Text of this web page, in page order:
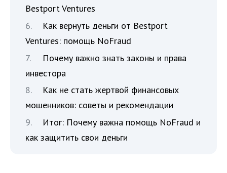
Bestport Ventures
Как вернуть деньги от Bestport
Ventures: помощь NoFraud
Почему важно знать законы и права
инвестора
Как не стать жертвой финансовых
мошенников: советы и рекомендации
Итог: Почему важна помощь NoFraud и
как защитить свои деньги